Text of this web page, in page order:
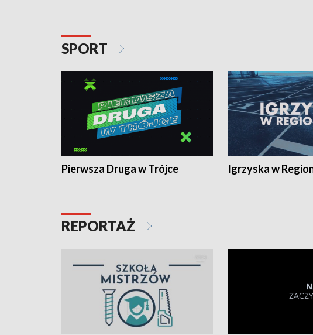
SPORT
Pierwsza Druga w Trójce Igrzyska w
REPORTAŻ